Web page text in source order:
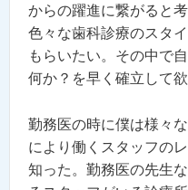
からの躍進に繋がると
色々な歯科診療のスタ
もらいたい。その中で
何か？を早く確立して欲
勤務医の時に僕は様々
により働くスタッフの
知った。勤務医の先生